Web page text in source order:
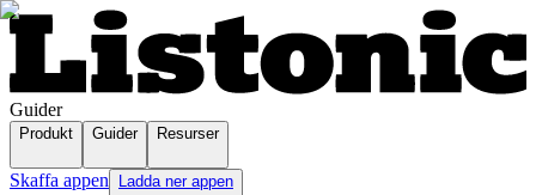
Guider
Produkt Guider Resurser
Skaffa appen Ladda ner appen